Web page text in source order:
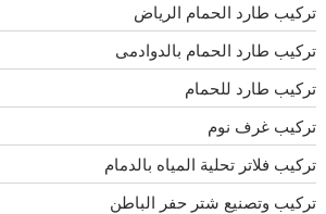
تركيب طارد الحمام الرياض
تركيب طارد الحمام بالدوادمى
تركيب طارد للحمام
تركيب غرف نوم
تركيب فلاتر تحلية المياه بالدمام
تركيب وتصنيع شتر حفر الباطن